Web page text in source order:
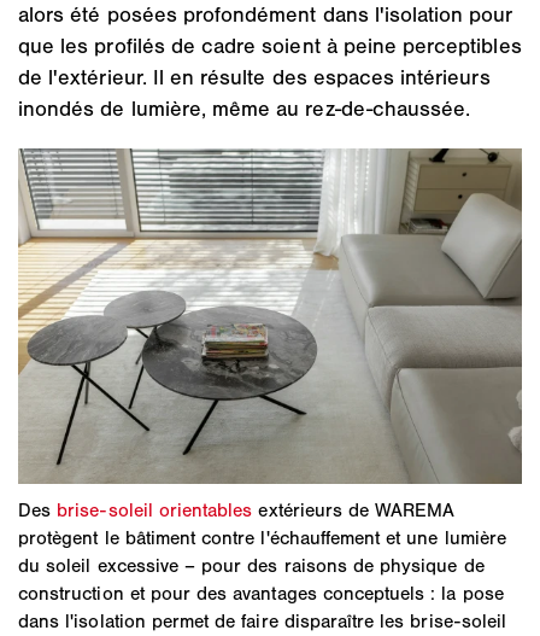
alors été posées profondément dans l'isolation pour
que les profilés de cadre soient à peine perceptibles
de l'extérieur. Il en résulte des espaces intérieurs
inondés de lumière, même au rez-de-chaussée.
Des brise-soleil orientables extérieurs de WAREMA
protègent le bâtiment contre l'échauffement et une lumière
du soleil excessive – pour des raisons de physique de
construction et pour des avantages conceptuels : la pose
dans l'isolation permet de faire disparaître les brise-soleil